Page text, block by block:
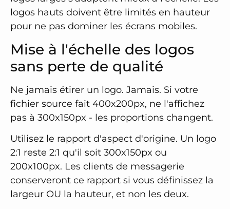
logos hauts doivent être limités en hauteur
pour ne pas dominer les écrans mobiles.
Mise à l'échelle des logos
sans perte de qualité
Ne jamais étirer un logo. Jamais. Si votre
fichier source fait 400x200px, ne l'affichez
pas à 300x150px - les proportions changent.
Utilisez le rapport d'aspect d'origine. Un logo
2:1 reste 2:1 qu'il soit 300x150px ou
200x100px. Les clients de messagerie
conserveront ce rapport si vous définissez la
largeur OU la hauteur, et non les deux.